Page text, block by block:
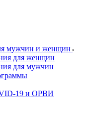
мужчин и женщин
для женщин
для мужчин
19 и ОРВИ